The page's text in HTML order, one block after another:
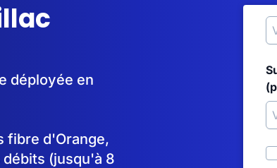
déployée en
fibre d'Orange,
débits (jusqu'à 8